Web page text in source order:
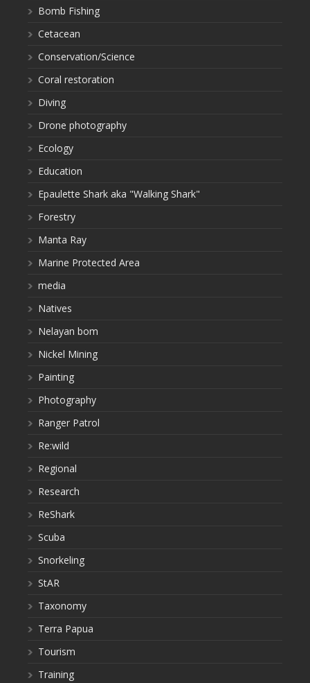
Bomb Fishing
Cetacean
Conservation/Science
Coral restoration
Diving
Drone photography
Ecology
Education
Epaulette Shark aka "Walking Shark"
Forestry
Manta Ray
Marine Protected Area
media
Natives
Nelayan bom
Nickel Mining
Painting
Photography
Ranger Patrol
Re:wild
Regional
Research
ReShark
Scuba
Snorkeling
StAR
Taxonomy
Terra Papua
Tourism
Training